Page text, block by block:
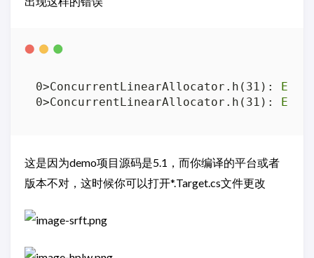
0>ConcurrentLinearAllocator.h(31):
0>ConcurrentLinearAllocator.h(31):
这是因为demo项目源码是5.1，而你编译的平台或者
版本不对，这时候你可以打开*.Target.cs文件更改